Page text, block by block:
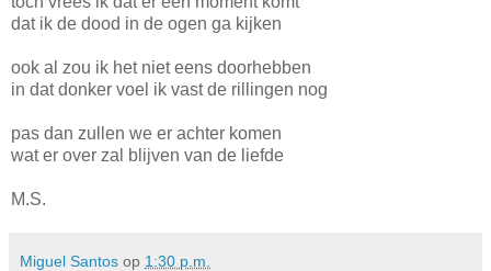
dat ik de dood in de ogen ga kijken
ook al zou ik het niet eens doorhebben
in dat donker voel ik vast de rillingen nog
pas dan zullen we er achter komen
wat er over zal blijven van de liefde
M.S.
Miguel Santos op 1:30 p.m.